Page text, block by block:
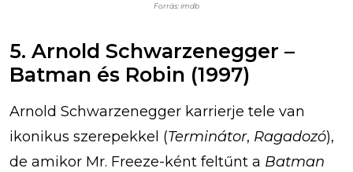
Forrás: imdb
5. Arnold Schwarzenegger –
Batman és Robin (1997)
Arnold Schwarzenegger karrierje tele van
ikonikus szerepekkel (Terminátor, Ragadozó),
de amikor Mr. Freeze-ként feltűnt a Batman